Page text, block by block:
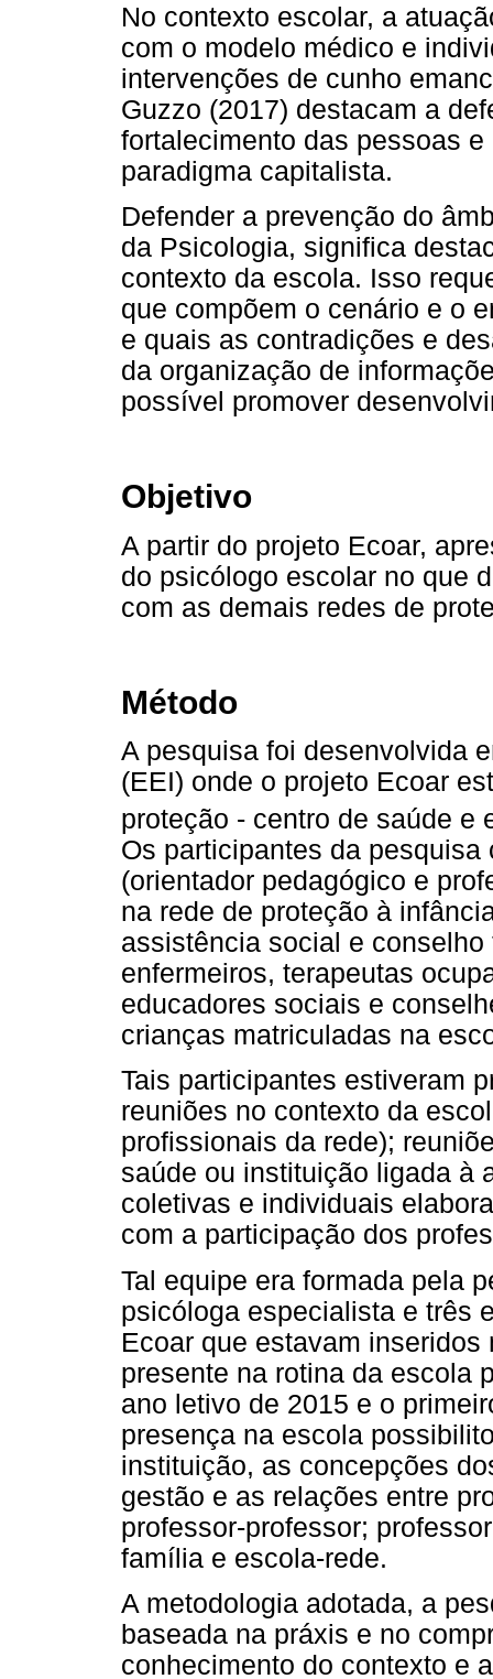
No contexto escolar, a
com o modelo médico e
intervenções de cunho
Guzzo (2017) destacam a
fortalecimento das pessoas
paradigma capitalista.
Defender a prevenção do
da Psicologia, significa
contexto da escola. Isso
que compõem o cenário e o
e quais as contradições e
da organização de
possível promover
Objetivo
A partir do projeto Ecoar,
do psicólogo escolar no que
com as demais redes de
Método
A pesquisa foi desenvolvida
(EEI) onde o projeto Ecoar
proteção - centro de saúde e
Os participantes da
(orientador pedagógico e
na rede de proteção à
assistência social e
enfermeiros, terapeutas
educadores sociais e
crianças matriculadas na
Tais participantes estiveram
reuniões no contexto da
profissionais da rede);
saúde ou instituição ligada à
coletivas e individuais
com a participação dos
Tal equipe era formada pela
psicóloga especialista e três
Ecoar que estavam
presente na rotina da escola
ano letivo de 2015 e o
presença na escola
instituição, as concepções
gestão e as relações entre
professor-professor;
família e escola-rede.
A metodologia adotada, a
baseada na práxis e no
conhecimento do contexto e